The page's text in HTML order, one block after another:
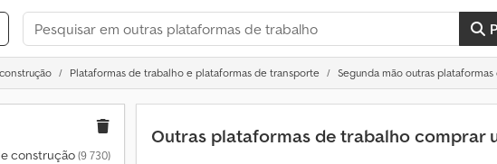
Plataformas de trabalho e plataformas de transporte Segunda mão outras
construção(9 730)
Outras plataformas de trabalho comprar